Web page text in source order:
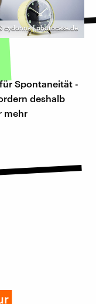
cydonna | photocase.de
Spontaneität -
deshalb
mehr